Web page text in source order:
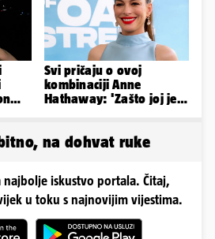
Svi pričaju o ovoj
kombinaciji Anne
Hathaway: 'Zašto joj je
na dohvat ruke
najbolje iskustvo portala. Čitaj,
u toku s najnovijim vijestima.